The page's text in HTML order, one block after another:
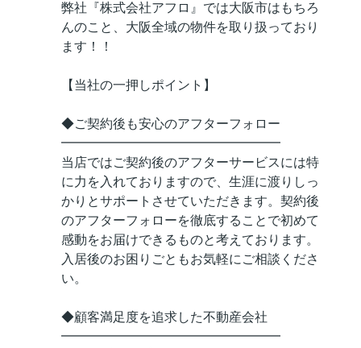
弊社『株式会社アフロ』では大阪市はもちろ
んのこと、大阪全域の物件を取り扱っており
ます！！
【当社の一押しポイント】
◆ご契約後も安心のアフターフォロー
━━━━━━━━━━━━━━━━━
当店ではご契約後のアフターサービスには特
に力を入れておりますので、生涯に渡りしっ
かりとサポートさせていただきます。契約後
のアフターフォローを徹底することで初めて
感動をお届けできるものと考えております。
入居後のお困りごともお気軽にご相談くださ
い。
◆顧客満足度を追求した不動産会社
━━━━━━━━━━━━━━━━━